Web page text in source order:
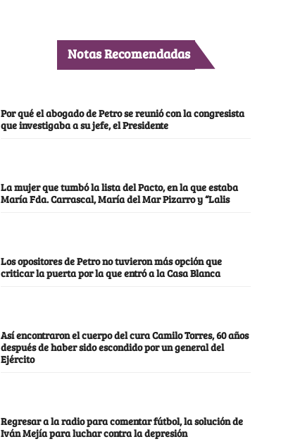
Notas Recomendadas
Por qué el abogado de Petro se reunió con la congresista
que investigaba a su jefe, el Presidente
La mujer que tumbó la lista del Pacto, en la que estaba
María Fda. Carrascal, María del Mar Pizarro y “Lalis
Los opositores de Petro no tuvieron más opción que
criticar la puerta por la que entró a la Casa Blanca
Así encontraron el cuerpo del cura Camilo Torres, 60 años
después de haber sido escondido por un general del
Ejército
Regresar a la radio para comentar fútbol, la solución de
Iván Mejía para luchar contra la depresión